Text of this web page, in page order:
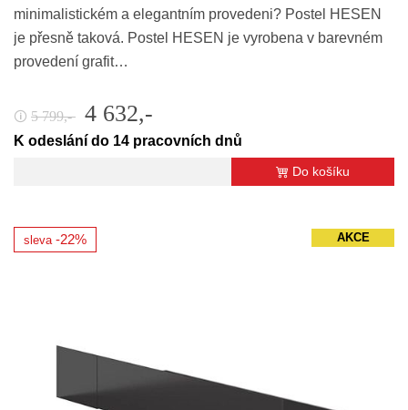
minimalistickém a elegantním provedeni? Postel HESEN
je přesně taková. Postel HESEN je vyrobena v barevném
provedení grafit…
🛈 5 799,- 4 632,-
K odeslání do 14 pracovních dnů
Do košíku
AKCE
sleva -22%